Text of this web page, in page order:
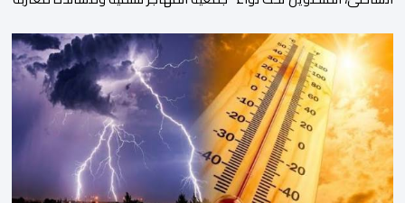
أمام الملحقة الإدارية لوزارة الأوقاف والشؤون الإسلامية بحي حسان
بالرباط، وذلك للمطالبة بتسوية هذا الملف الذي ظل عالقا لسنوات
طويلة وأثار استياء واسعا في صفوف أبناء […]